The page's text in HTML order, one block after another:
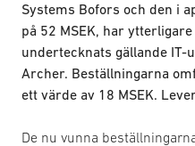
Systems Bofors och den i
på 52 MSEK, har
undertecknats gällande
Archer. Beställningarna
ett värde av 18 MSEK.
De nu vunna